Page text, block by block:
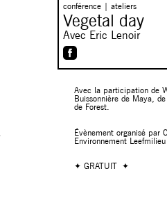
conférence | ateliers
Vegetal day
Avec Eric Lenoir
Avec la participation de
Buissonnière de Maya,
de Forest.
Évènement organisé par
Environnement
✦ GRATUIT ✦